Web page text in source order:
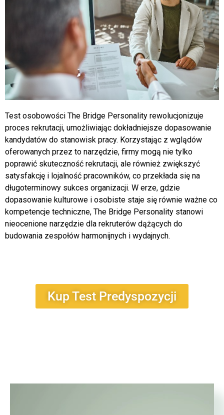
Test osobowości The Bridge Personality rewolucjonizuje
proces rekrutacji, umożliwiając dokładniejsze dopasowanie
kandydatów do stanowisk pracy. Korzystając z wglądów
oferowanych przez to narzędzie, firmy mogą nie tylko
poprawić skuteczność rekrutacji, ale również zwiększyć
satysfakcję i lojalność pracowników, co przekłada się na
długoterminowy sukces organizacji. W erze, gdzie
dopasowanie kulturowe i osobiste staje się równie ważne co
kompetencje techniczne, The Bridge Personality stanowi
nieocenione narzędzie dla rekruterów dążących do
budowania zespołów harmonijnych i wydajnych.
Kup Test Predyspozycji